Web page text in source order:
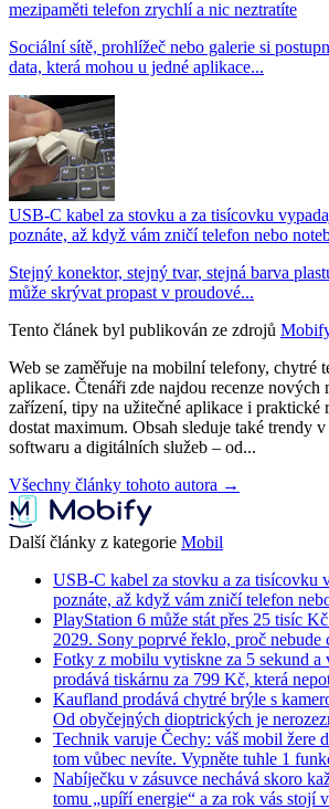
mezipaměti telefon zrychlí a nic neztratíte
Sociální sítě, prohlížeč nebo galerie si
data, která mohou u jedné aplikace...
USB-C kabel za stovku a za tisícovku
poznáte, až když vám zničí telefon nebo
Stejný konektor, stejný tvar, stejná barva
může skrývat propast v proudové...
Tento článek byl publikován ze zdrojů
Web se zaměřuje na mobilní telefony, chytré
aplikace. Čtenáři zde najdou recenze nových
zařízení, tipy na užitečné aplikace i praktické
dostat maximum. Obsah sleduje také trendy
softwaru a digitálních služeb – od...
Všechny články tohoto autora →
Další články z kategorie Mobil
USB-C kabel za stovku a za tisícovku
poznáte, až když vám zničí telefon
PlayStation 6 může stát přes 25 tisíc
2029. Sony poprvé řeklo, proč nebude
Fotky z mobilu vytiskne za 5 sekund a
prodává tiskárnu za 799 Kč, která
Kaufland prodává chytré brýle s
Od obyčejných dioptrických je
Technik varuje Čechy: váš mobil žere
tom vůbec nevíte. Vypněte tuhle 1
Nabíječku v zásuvce nechává skoro
tomu „upíří energie“ a za rok vás stojí